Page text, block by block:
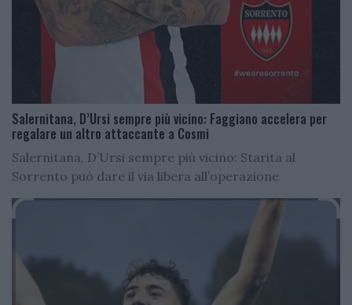
Salernitana, D’Ursi sempre più vicino: Faggiano accelera per
regalare un altro attaccante a Cosmi
Salernitana, D’Ursi sempre più vicino: Starita al
Sorrento può dare il via libera all’operazione